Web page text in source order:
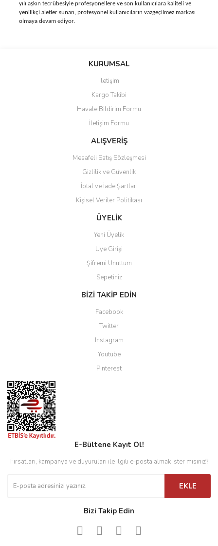
yılı aşkın tecrübesiyle profesyonellere ve son kullanıcılara kaliteli ve
yenilikçi aletler sunan, profesyonel kullanıcıların vazgeçilmez markası
olmaya devam ediyor.
Bu ürüne ilk yorumu siz yapın!
Ürün resmi kalitesiz, bozuk veya görüntülenemiyor.
Ürün açıklamasında eksik bilgiler bulunuyor.
Ürün bilgilerinde hatalar bulunuyor.
Ürün fiyatı diğer sitelerden daha pahalı.
Gönder
KURUMSAL
İletişim
Kargo Takibi
Havale Bildirim Formu
İletişim Formu
ALIŞVERİŞ
Mesafeli Satış Sözleşmesi
Gizlilik ve Güvenlik
İptal ve İade Şartları
Kişisel Veriler Politikası
ÜYELİK
Yeni Üyelik
Üye Girişi
Şifremi Unuttum
Sepetiniz
BİZİ TAKİP EDİN
Facebook
Twitter
Instagram
Youtube
Pinterest
E-Bültene Kayıt Ol!
Fırsatları, kampanya ve duyuruları ile ilgili e-posta almak ister misiniz?
EKLE
Bizi Takip Edin